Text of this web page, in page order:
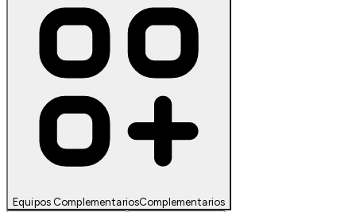
Equipos ComplementariosComplementarios